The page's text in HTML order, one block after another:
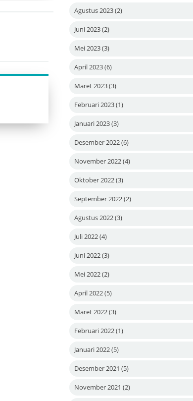
Agustus 2023(2)
Juni 2023(2)
Mei 2023(3)
April 2023(6)
Maret 2023(3)
Februari 2023(1)
Januari 2023(3)
Desember 2022(6)
November 2022(4)
Oktober 2022(3)
September 2022(2)
Agustus 2022(3)
Juli 2022(4)
Juni 2022(3)
Mei 2022(2)
April 2022(5)
Maret 2022(3)
Februari 2022(1)
Januari 2022(5)
Desember 2021 (5)
November 2021 (2)